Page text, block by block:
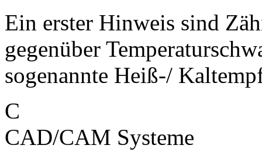
Ein erster Hinweis sind
gegenüber
sogenannte Heiß-/
C
CAD/CAM Systeme